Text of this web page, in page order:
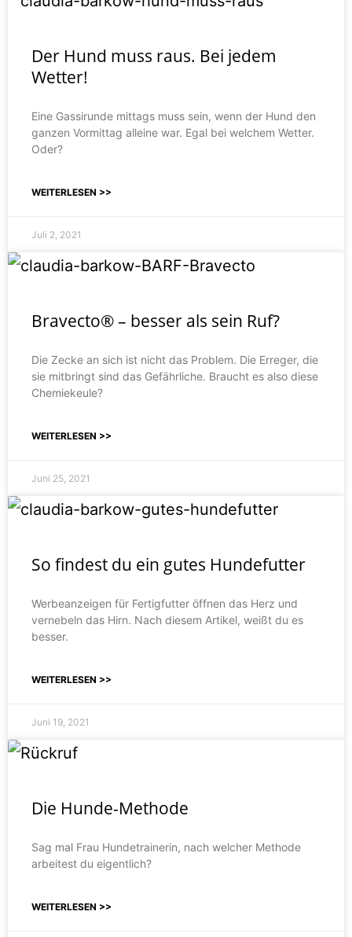
Der Hund muss raus. Bei jedem
Wetter!
Eine Gassirunde mittags muss sein, wenn der Hund den
ganzen Vormittag alleine war. Egal bei welchem Wetter.
Oder?
WEITERLESEN >>
Juli 2, 2021
Bravecto® – besser als sein Ruf?
Die Zecke an sich ist nicht das Problem. Die Erreger, die
sie mitbringt sind das Gefährliche. Braucht es also diese
Chemiekeule?
WEITERLESEN >>
Juni 25, 2021
So findest du ein gutes Hundefutter
Werbeanzeigen für Fertigfutter öffnen das Herz und
vernebeln das Hirn. Nach diesem Artikel, weißt du es
besser.
WEITERLESEN >>
Juni 19, 2021
Die Hunde-Methode
Sag mal Frau Hundetrainerin, nach welcher Methode
arbeitest du eigentlich?
WEITERLESEN >>